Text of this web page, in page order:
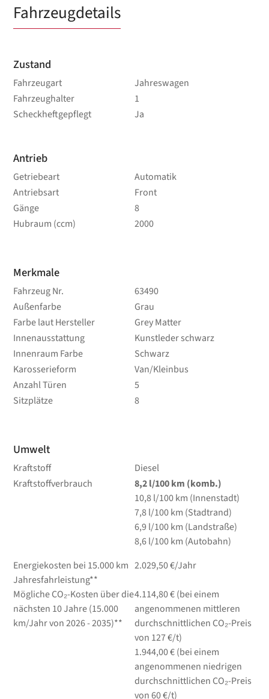
Fahrzeugdetails
Zustand
Fahrzeugart
Jahreswagen
Fahrzeughalter
1
Scheckheftgepflegt
Ja
Antrieb
Getriebeart
Automatik
Antriebsart
Front
Gänge
8
Hubraum (ccm)
2000
Merkmale
Fahrzeug Nr.
63490
Außenfarbe
Grau
Farbe laut Hersteller
Grey Matter
Innenausstattung
Kunstleder schwarz
Innenraum Farbe
Schwarz
Karosserieform
Van/Kleinbus
Anzahl Türen
5
Sitzplätze
8
Umwelt
Kraftstoff
Diesel
Kraftstoffverbrauch
8,2l/100 km (komb.)
10,8l/100 km (Innenstadt)
7,8l/100 km (Stadtrand)
6,9l/100 km (Landstraße)
8,6l/100 km (Autobahn)
Energiekosten bei 15.000 km
Jahresfahrleistung**
2.029,50 €/Jahr
Mögliche CO₂-Kosten über die
nächsten 10 Jahre (15.000
km/Jahr von 2026 - 2035)**
4.114,80 € (bei einem
angenommenen mittleren
durchschnittlichen CO₂-Preis
von 127 €/t)
1.944,00 € (bei einem
angenommenen niedrigen
durchschnittlichen CO₂-Preis
von 60 €/t)